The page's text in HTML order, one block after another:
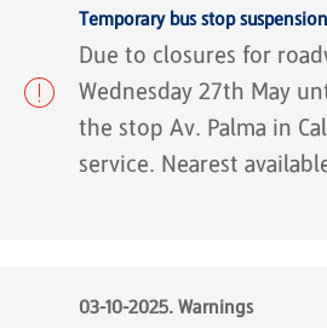
Temporary bus stop
Due to closures for
Wednesday 27th May
the stop Av. Palma in
service. Nearest
03-10-2025. Warnings